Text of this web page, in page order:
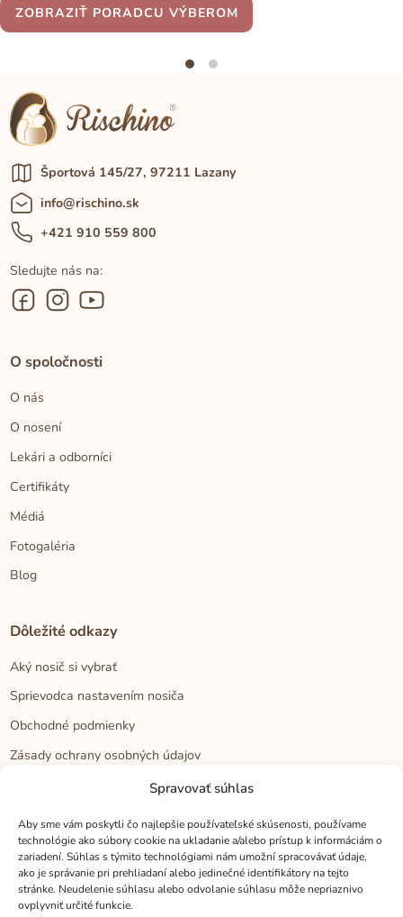
Spravovať súhlas
Aby sme vám poskytli čo najlepšie používateľské skúsenosti, používame
technológie ako súbory cookie na ukladanie a/alebo prístup k informáciám o
zariadení. Súhlas s týmito technológiami nám umožní spracovávať údaje,
ako je správanie pri prehliadaní alebo jedinečné identifikátory na tejto
stránke. Neudelenie súhlasu alebo odvolanie súhlasu môže nepriaznivo
ovplyvniť určité funkcie.
ZOBRAZIŤ PORADCU VÝBEROM
Športová 145/27, 97211 Lazany
info@rischino.sk
+421 910 559 800
Sledujte nás na:
O spoločnosti
O nás
O nosení
Lekári a odborníci
Certifikáty
Médiá
Fotogaléria
Blog
Dôležité odkazy
Aký nosič si vybrať
Sprievodca nastavením nosiča
Obchodné podmienky
Zásady ochrany osobných údajov
Kontakt
Kontakt